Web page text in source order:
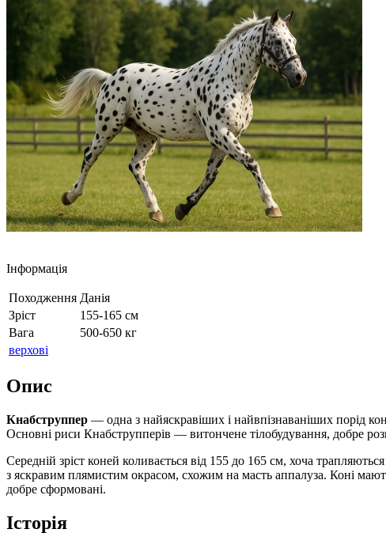
Інформація
Походження Данія
Зріст
155-165 см
Вага
500-650 кг
верхові
Опис
Кнабструппер — одна з найяскравіших і найвпізнаваніших порід
Основні риси Кнабструпперів — витончене тілобудування, добре
Середній зріст коней коливається від 155 до 165 см, хоча
з яскравим плямистим окрасом, схожим на масть аппалуза. Коні
добре сформовані.
Історія